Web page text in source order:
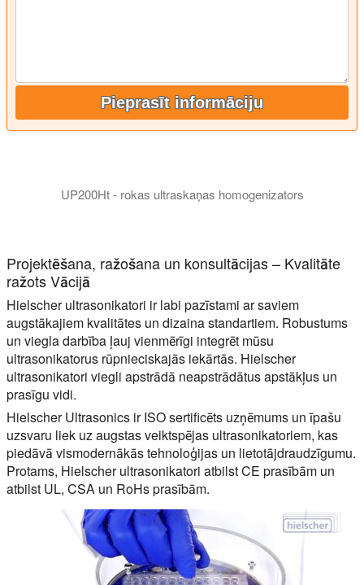
Pieprasīt informāciju
UP200Ht - rokas ultraskaņas homogenizators
Projektēšana, ražošana un konsultācijas – Kvalitāte
ražots Vācijā
Hielscher ultrasonikatori ir labi pazīstami ar saviem
augstākajiem kvalitātes un dizaina standartiem. Robustums
un viegla darbība ļauj vienmērīgi integrēt mūsu
ultrasonikatorus rūpnieciskajās iekārtās. Hielscher
ultrasonikatori viegli apstrādā neapstrādātus apstākļus un
prasīgu vidi.
Hielscher Ultrasonics ir ISO sertificēts uzņēmums un īpašu
uzsvaru liek uz augstas veiktspējas ultrasonikatoriem, kas
piedāvā vismodernākās tehnoloģijas un lietotājdraudzīgumu.
Protams, Hielscher ultrasonikatori atbilst CE prasībām un
atbilst UL, CSA un RoHs prasībām.